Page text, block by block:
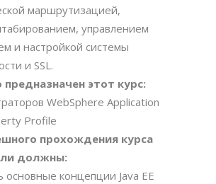
маршрутизацией,
управлением
и настройкой системы
и SSL.
предназначен этот курс:
WebSphere Application
Profile
прохождения курса
должны:
основные концепции Java EE